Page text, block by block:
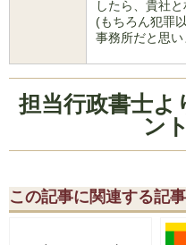
したら、貴社
(もちろん犯罪
事務所だと思い
担当行政書士よ
ン
この記事に関連する記事